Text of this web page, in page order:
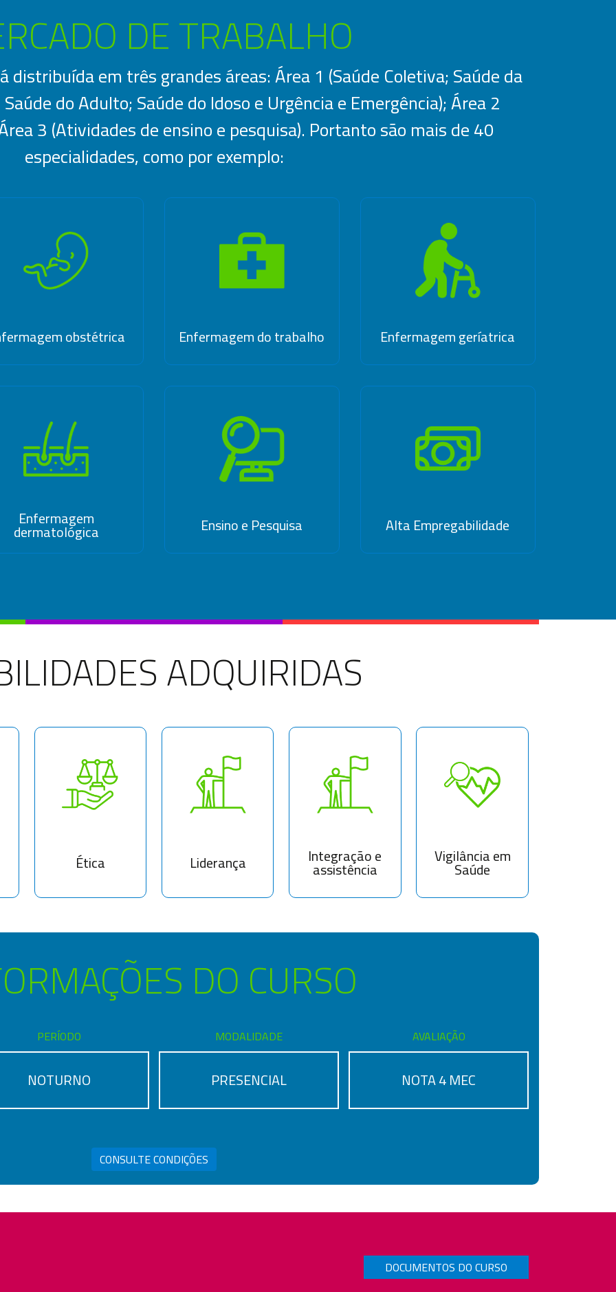
DE TRABALHO
em três grandes áreas: Área 1 (Saúde Coletiva; Saúde da
do Adulto; Saúde do Idoso e Urgência e Emergência); Área 2
3 (Atividades de ensino e pesquisa). Portanto são mais de 40
especialidades, como por exemplo:
obstétrica Enfermagem do trabalho Enfermagem geríatrica
Enfermagem
dermatológica Ensino e Pesquisa Alta Empregabilidade
ADQUIRIDAS
Ética Liderança Integração e
assistência
Vigilância em
Saúde
DO CURSO
PERÍODO
NOTURNO
MODALIDADE
PRESENCIAL
AVALIAÇÃO
NOTA 4 MEC
CONSULTE CONDIÇÕES
DOCUMENTOS DO CURSO